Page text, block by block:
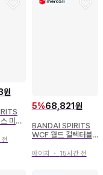
미래
니 피
전
5%68,821원
BANDAI SPIRITS
WCF 월드 컬렉터블
루피 ONE PIECE BA
아이치 ・ 15시간 전